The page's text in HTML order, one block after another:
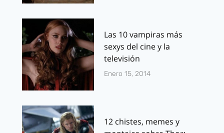
Las 10 vampiras más
sexys del cine y la
televisión
Enero 15, 2014
12 chistes, memes y